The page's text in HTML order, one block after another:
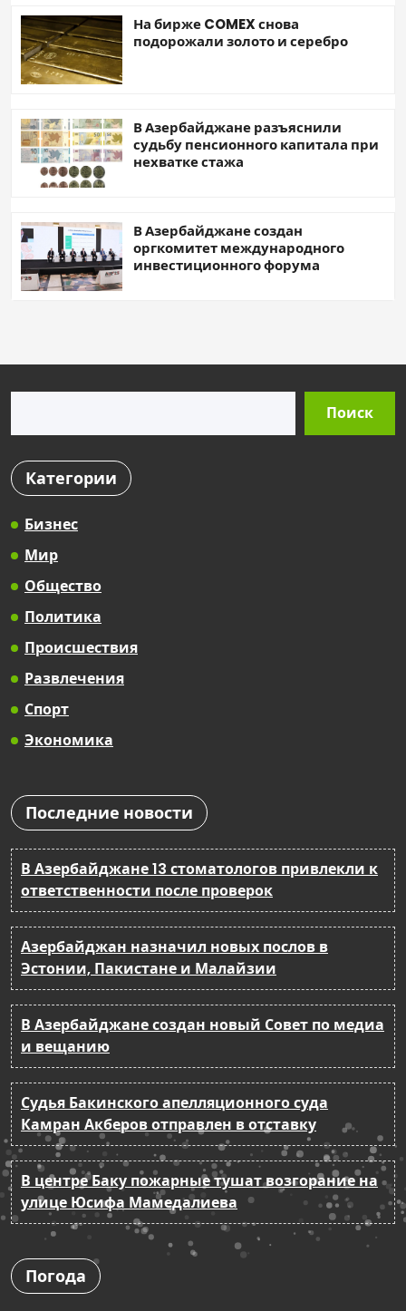
На бирже COMEX снова
подорожали золото и серебро
В Азербайджане разъяснили
судьбу пенсионного капитала при
нехватке стажа
В Азербайджане создан
оргкомитет международного
инвестиционного форума
Поиск
Категории
Бизнес
Мир
Общество
Политика
Происшествия
Развлечения
Спорт
Экономика
Последние новости
В Азербайджане 13 стоматологов привлекли к
ответственности после проверок
Азербайджан назначил новых послов в
Эстонии, Пакистане и Малайзии
В Азербайджане создан новый Совет по медиа
и вещанию
Судья Бакинского апелляционного суда
Камран Акберов отправлен в отставку
В центре Баку пожарные тушат возгорание на
улице Юсифа Мамедалиева
Погода